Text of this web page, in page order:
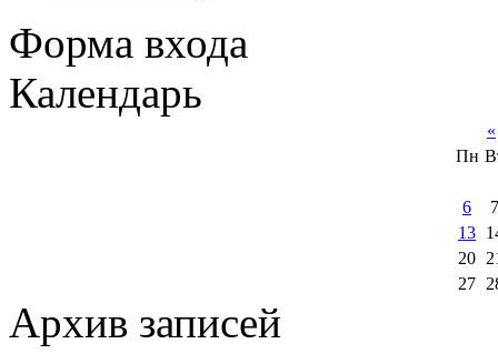
Форма входа
Календарь
«
Пн
6
7
13
20
27
Архив записей